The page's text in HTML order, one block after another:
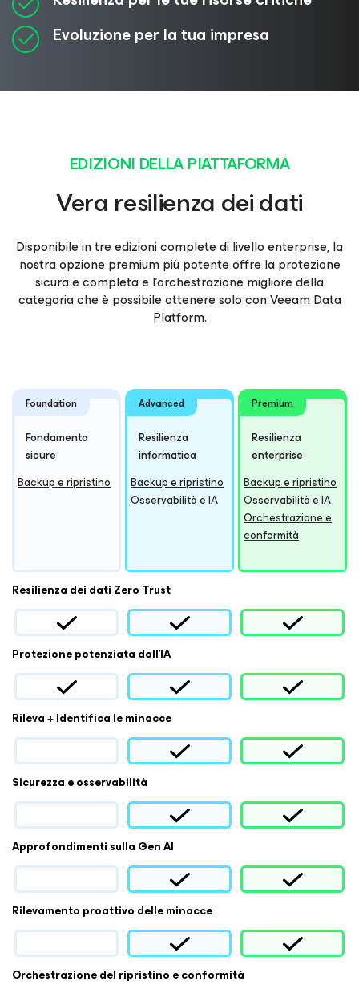
Evoluzione per la tua impresa
EDIZIONI DELLA PIATTAFORMA
Vera resilienza dei dati
Disponibile in tre edizioni complete di livello enterprise, la
nostra opzione premium più potente offre la protezione
sicura e completa e l'orchestrazione migliore della
categoria che è possibile ottenere solo con Veeam Data
Platform.
Foundation
Fondamenta
sicure
Advanced
Resilienza
informatica
Premium
Resilienza
enterprise
Backup e ripristino
Backup e ripristino
Osservabilità e IA
Backup e ripristino
Osservabilità e IA
Orchestrazione e
conformità
Resilienza dei dati Zero Trust
Protezione potenziata dall'IA
Rileva + Identifica le minacce
Sicurezza e osservabilità
Approfondimenti sulla Gen AI
Rilevamento proattivo delle minacce
Orchestrazione del ripristino e conformità